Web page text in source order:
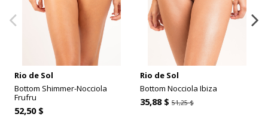
Rio de Sol
Bottom Shimmer-Nocciola
Frufru
52,50 $
Rio de Sol
Bottom Nocciola Ibiza
35,88 $ 51,25 $